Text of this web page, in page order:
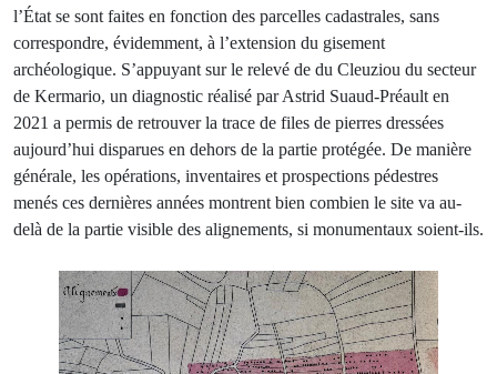
l’État se sont faites en fonction des parcelles cadastrales, sans
correspondre, évidemment, à l’extension du gisement
archéologique. S’appuyant sur le relevé de du Cleuziou du secteur
de Kermario, un diagnostic réalisé par Astrid Suaud-Préault en
2021 a permis de retrouver la trace de files de pierres dressées
aujourd’hui disparues en dehors de la partie protégée. De manière
générale, les opérations, inventaires et prospections pédestres
menés ces dernières années montrent bien combien le site va au-
delà de la partie visible des alignements, si monumentaux soient-ils.